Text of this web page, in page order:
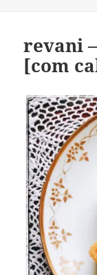
revani
[com